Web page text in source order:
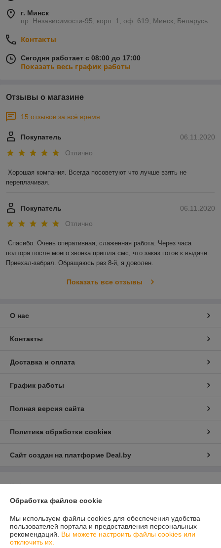
г. Минск
пр. Независимости-95, корп. 1, оф. 619, Минск, Беларусь
Контакты
Сегодня работает с 08:00 до 17:00
Показать весь график работы
Отзывы о магазине
15 отзывов за всё время
06.11.2020
Покупатель
Отлично
Хорошая компания. Всегда посоветуют что лучше взять не
переплачивая.
06.11.2020
Покупатель
Отлично
Спасибо. Очень оперативная, слаженная работа. Через часа
полтора после моего звонка пришла смс, что заказ готов к выдаче.
Приехал-забрал. Обращаюсь раз 8-й, я доволен.
Показать все отзывы
О нас
Контакты
Доставка и оплата
График работы
Полная версия сайта
Политика обработки cookies
Сайт создан на платформе Deal.by
Информация для покупателя
Юридическое лицо:Общество с ограниченной ответственностью
220030, Республика Беларусь, г.Минск, ул.Комсомольская, 11-7Д
Регистрационный номер ЕГР: 193818085
Обработка файлов cookie
Мы используем файлы cookies для обеспечения удобства
пользователей портала и предоставления персональных
рекомендаций. Вы можете настроить файлы cookies или
отключить их.